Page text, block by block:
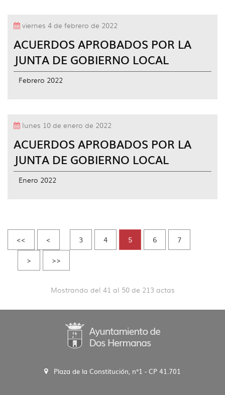
viernes 4 de febrero de 2022
ACUERDOS APROBADOS POR LA
JUNTA DE GOBIERNO LOCAL
Febrero 2022
lunes 10 de enero de 2022
ACUERDOS APROBADOS POR LA
JUNTA DE GOBIERNO LOCAL
Enero 2022
<< < 3 4 5 6 7
> >>
Mostrando del 41 al 50 de 213 actas
Plaza de la Constitución, n°1 - CP 41.701